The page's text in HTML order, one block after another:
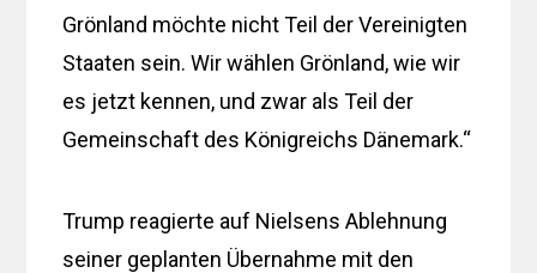
Grönland möchte nicht Teil der Vereinigten
Staaten sein. Wir wählen Grönland, wie wir
es jetzt kennen, und zwar als Teil der
Gemeinschaft des Königreichs Dänemark.“
Trump reagierte auf Nielsens Ablehnung
seiner geplanten Übernahme mit den